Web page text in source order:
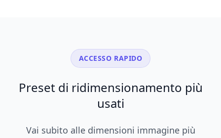
ACCESSO RAPIDO
Preset di ridimensionamento più
usati
Vai subito alle dimensioni immagine più